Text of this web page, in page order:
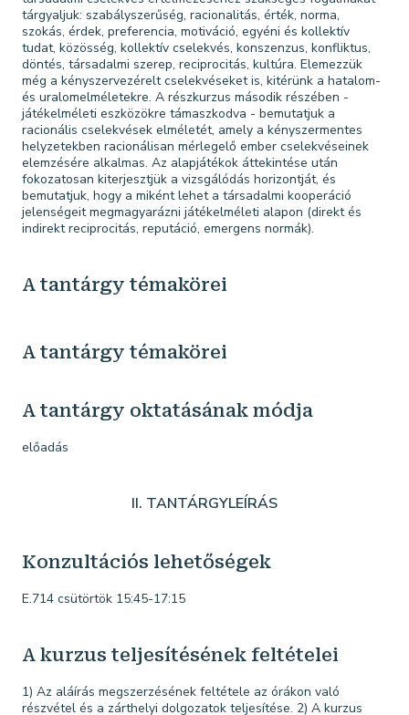
tárgyaljuk: szabályszerűség, racionalitás, érték, norma,
szokás, érdek, preferencia, motiváció, egyéni és kollektív
tudat, közösség, kollektív cselekvés, konszenzus, konfliktus,
döntés, társadalmi szerep, reciprocitás, kultúra. Elemezzük
még a kényszervezérelt cselekvéseket is, kitérünk a hatalom-
és uralomelméletekre. A részkurzus második részében -
játékelméleti eszközökre támaszkodva - bemutatjuk a
racionális cselekvések elméletét, amely a kényszermentes
helyzetekben racionálisan mérlegelő ember cselekvéseinek
elemzésére alkalmas. Az alapjátékok áttekintése után
fokozatosan kiterjesztjük a vizsgálódás horizontját, és
bemutatjuk, hogy a miként lehet a társadalmi kooperáció
jelenségeit megmagyarázni játékelméleti alapon (direkt és
indirekt reciprocitás, reputáció, emergens normák).
A tantárgy témakörei
A tantárgy témakörei
A tantárgy oktatásának módja
előadás
II. TANTÁRGYLEÍRÁS
Konzultációs lehetőségek
E.714 csütörtök 15:45-17:15
A kurzus teljesítésének feltételei
1) Az aláírás megszerzésének feltétele az órákon való
részvétel és a zárthelyi dolgozatok teljesítése. 2) A kurzus